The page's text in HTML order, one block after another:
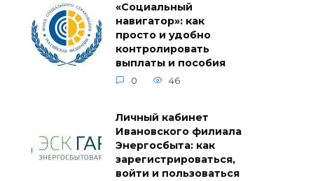
«Социальный
навигатор»: как
просто и удобно
контролировать
выплаты и пособия
0 46
Личный кабинет
Ивановского филиала
Энергосбыта: как
зарегистрироваться,
войти и пользоваться